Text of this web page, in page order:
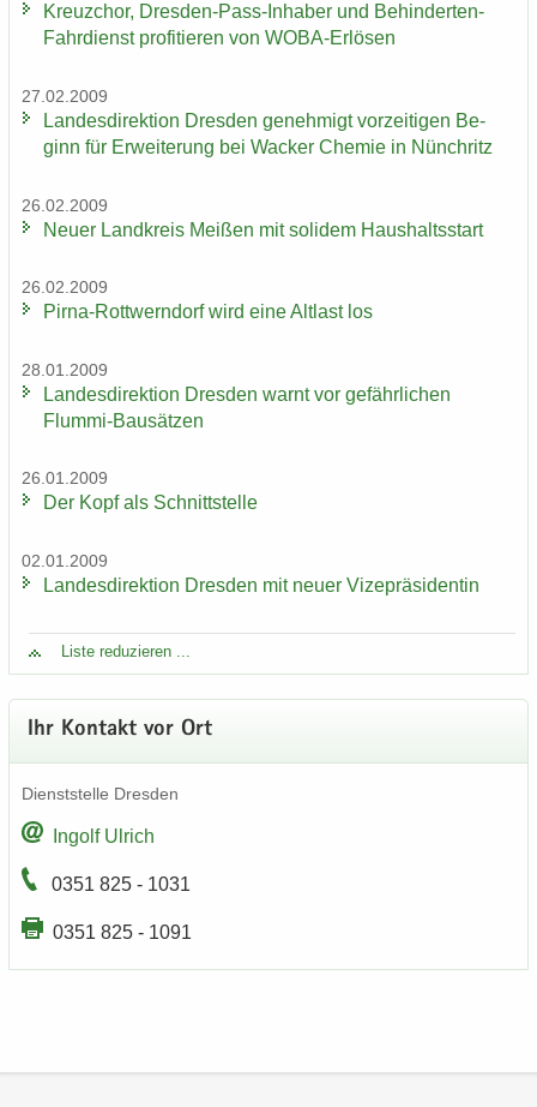
Kreuz­chor, Dresden-​Pass-Inhaber und Behinderten-​
Fahrdienst pro­fi­tie­ren von WOBA-​Erlösen
27.02.2009
Lan­des­di­rek­ti­on Dres­den ge­neh­migt vor­zei­ti­gen Be­
ginn für Er­wei­te­rung bei Wa­cker Che­mie in Nün­chritz
26.02.2009
Neuer Land­kreis Mei­ßen mit so­li­dem Haus­halts­start
26.02.2009
Pirna-​Rottwerndorf wird eine Alt­last los
28.01.2009
Lan­des­di­rek­ti­on Dres­den warnt vor ge­fähr­li­chen
Flummi-​Bausätzen
26.01.2009
Der Kopf als Schnitt­stel­le
02.01.2009
Lan­des­di­rek­ti­on Dres­den mit neuer Vi­ze­prä­si­den­tin
Liste re­du­zie­ren ...
Ihr Kon­takt vor Ort
Dienst­stel­le Dres­den
In­golf Ul­rich
0351 825 - 1031
0351 825 - 1091